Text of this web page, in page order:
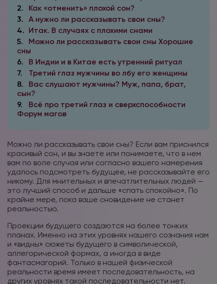
2
Как «отменить» плохой сон?
3
А нужно ли рассказывать свои сны?
4
Итак. В случаях с плохими снами
5
Можно ли рассказывать свои сны Хорошие
сны
6
В Индии и в Китае есть утренний ритуал
7
Третий глаз мужчины во лбу его женщины
8
Вас слушают мужчины? Муж, папа, брат,
сын?
9
Всё про третий глаз и сверхспособности
Форум магов
Можно ли рассказывать свои сны? Если вам приснился
красивый сон, и вы знаете или понимаете, что в нем
вам по воле случая или согласно вашего намерения
удалось подсмотреть будущее, не рассказывайте его
никому. Для мнительных и впечатлительных людей —
это лучший способ и дальше «спать спокойно». По
крайне мере, пока ваше сновидение не станет
реальностью.
Проекции будущего создаются на более тонких
планах. Именно на этих уровнях нашего сознания нам
и «видны» сюжеты будущего в символической,
аллегорической формах, а иногда в виде
фантасмагорий. Только в нашей физической
реальности время имеет последовательность, на
других уровнях такой последовательности нет.